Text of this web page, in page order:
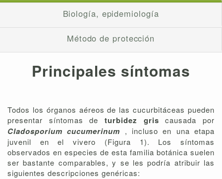
Biología, epidemiología
Método de protección
Principales síntomas
Todos los órganos aéreos de las cucurbitáceas pueden
presentar síntomas de turbidez griscausada por
Cladosporium cucumerinum , incluso en una etapa
juvenil en el vivero (Figura 1). Los síntomas
observados en especies de esta familia botánica suelen
ser bastante comparables, y se les podría atribuir las
siguientes descripciones genéricas: